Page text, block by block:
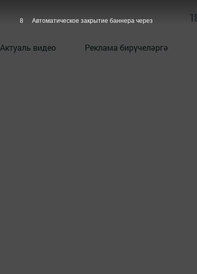
Актуаль видео Реклама бирүчеләргә
7 Автоматическое закрытие баннера через